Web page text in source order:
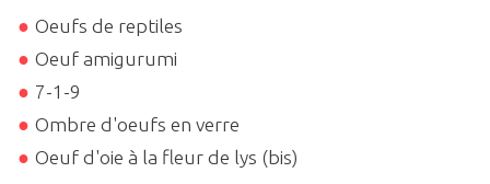
Oeufs de reptiles
Oeuf amigurumi
7-1-9
Ombre d'oeufs en verre
Oeuf d'oie à la fleur de lys (bis)